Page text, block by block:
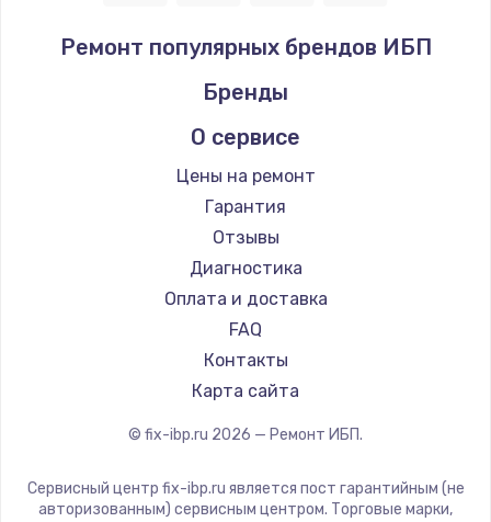
Ремонт популярных брендов ИБП
Бренды
О сервисе
Цены на ремонт
Гарантия
Отзывы
Диагностика
Оплата и доставка
FAQ
Контакты
Карта сайта
© fix-ibp.ru 2026 — Ремонт ИБП.
Сервисный центр fix-ibp.ru является пост гарантийным (не
авторизованным) сервисным центром. Торговые марки,